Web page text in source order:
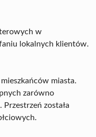
w
lokalnych klientów.
miasta.
zarówno
została